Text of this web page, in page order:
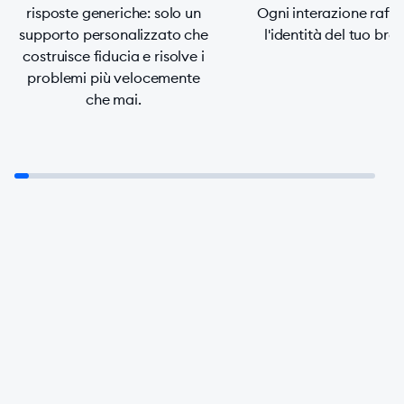
risposte generiche: solo un
supporto personalizzato che
costruisce fiducia e risolve i
problemi più velocemente
che mai.
Ogni interazione
l'identità del tuo